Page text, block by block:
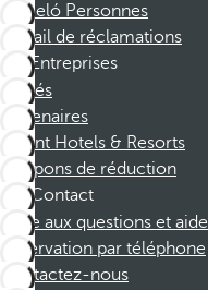
Barceló Personnes
Portail de réclamations
Entreprises
Affiliés
Partenaires
Dorint Hotels & Resorts
Coupons de réduction
Contact
Foire aux questions et aide
Réservation par téléphone
Contactez-nous